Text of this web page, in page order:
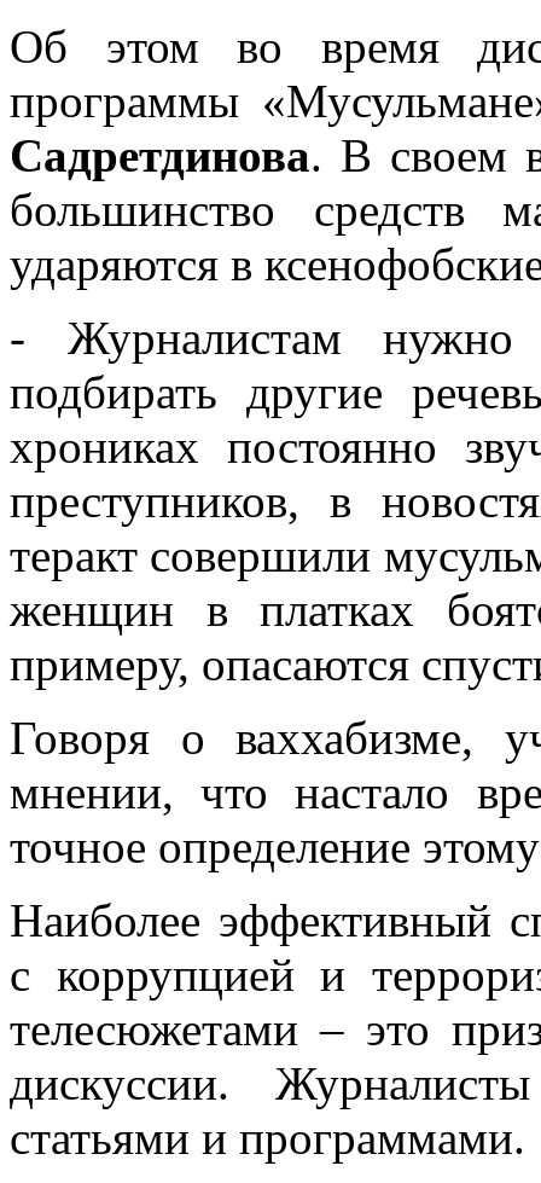
Об этом во время
программы
Садретдинова. В своем
большинство средств
ударяются в
- Журналистам
подбирать другие
хрониках постоянно
преступников, в
теракт совершили
женщин в платках
примеру, опасаются
Говоря о ваххабизме,
мнении, что настало
точное определение
Наиболее эффективный
с коррупцией и
телесюжетами – это
дискуссии.
статьями и программами.